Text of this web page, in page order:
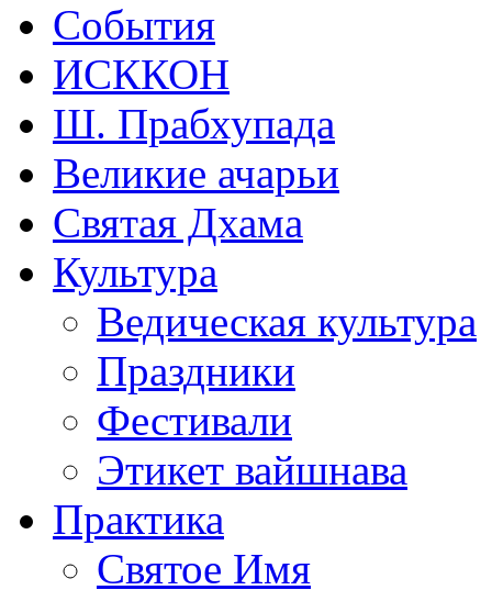
События
ИСККОН
Ш. Прабхупада
Великие ачарьи
Святая Дхама
Культура
Ведическая культура
Праздники
Фестивали
Этикет вайшнава
Практика
Святое Имя